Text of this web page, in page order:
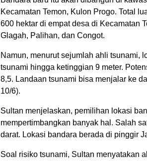
Kecamatan Temon, Kulon Progo. Total
600 hektar di empat desa di Kecamatan
Glagah, Palihan, dan Congot.
Namun, menurut sejumlah ahli tsunami,
tsunami hingga ketinggian 9 meter.
8,5. Landaan tsunami bisa menjalar ke
10/6).
Sultan menjelaskan, pemilihan lokasi
mempertimbangkan banyak hal. Salah
darat. Lokasi bandara berada di pinggir
Soal risiko tsunami, Sultan menyatakan